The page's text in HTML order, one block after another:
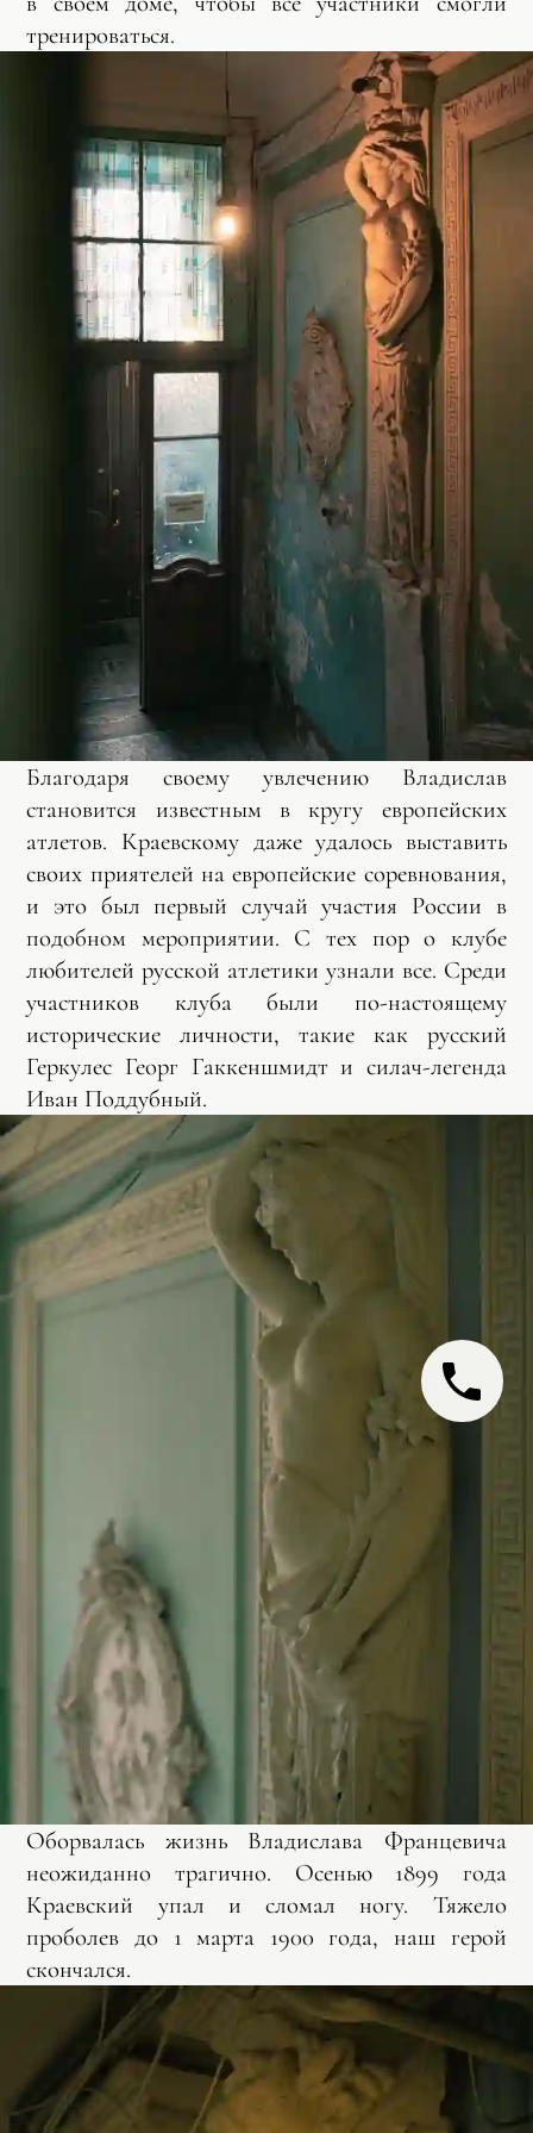
тренироваться.
Благодаря своему увлечению Владислав
становится известным в кругу европейских
атлетов. Краевскому даже удалось выставить
своих приятелей на европейские соревнования,
и это был первый случай участия России в
подобном мероприятии. С тех пор о клубе
любителей русской атлетики узнали все. Среди
участников клуба были по-настоящему
исторические личности, такие как русский
Геркулес Георг Гаккеншмидт и силач-легенда
Иван Поддубный.
Оборвалась жизнь Владислава Францевича
неожиданно трагично. Осенью 1899 года
Краевский упал и сломал ногу. Тяжело
проболев до 1 марта 1900 года, наш герой
скончался.